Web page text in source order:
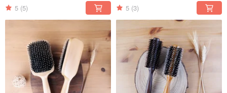
5 (5) 5 (3)